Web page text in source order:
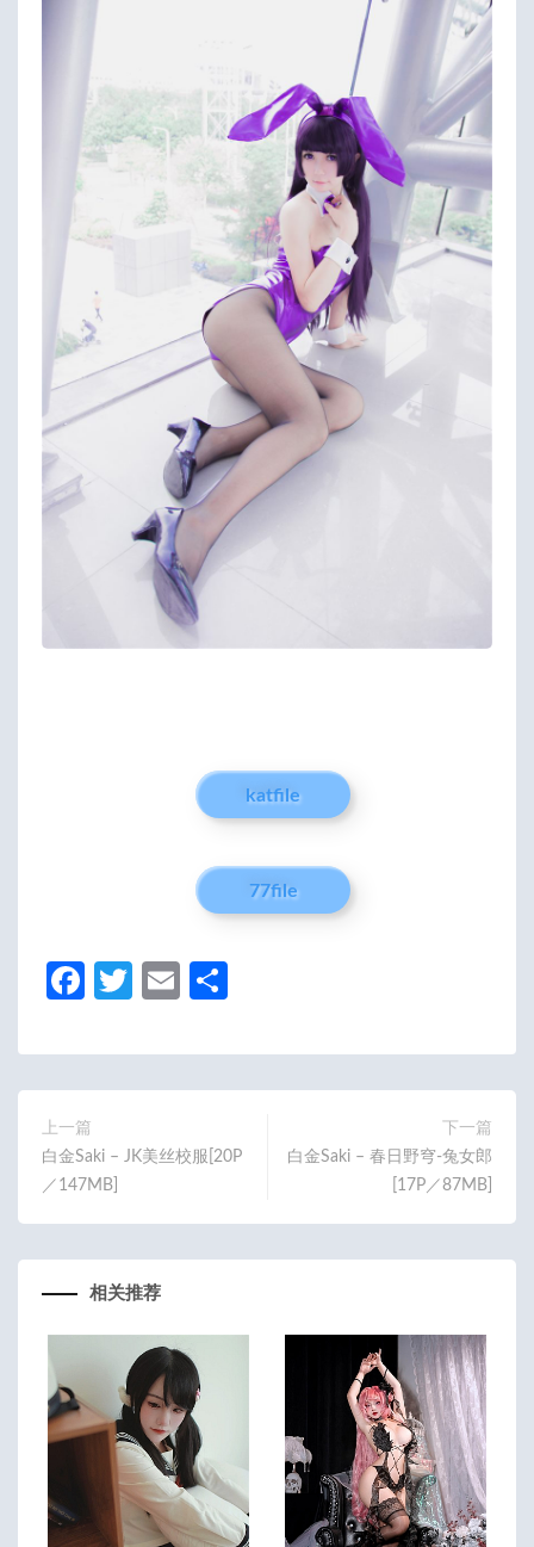
katfile
77file
Fa
b
o
o
k
T
itt
er
E
ail
上一篇
白金Saki – JK美丝校服[20P
／147MB]
下一篇
白金Saki – 春日野穹-兔女郎
[17P／87MB]
相关推荐